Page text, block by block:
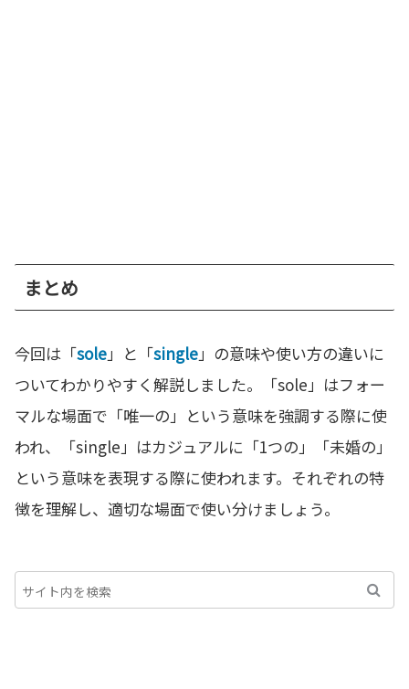
まとめ
今回は「sole」と「single」の意味や使い方の違いに
ついてわかりやすく解説しました。「sole」はフォー
マルな場面で「唯一の」という意味を強調する際に使
われ、「single」はカジュアルに「1つの」「未婚の」
という意味を表現する際に使われます。それぞれの特
徴を理解し、適切な場面で使い分けましょう。